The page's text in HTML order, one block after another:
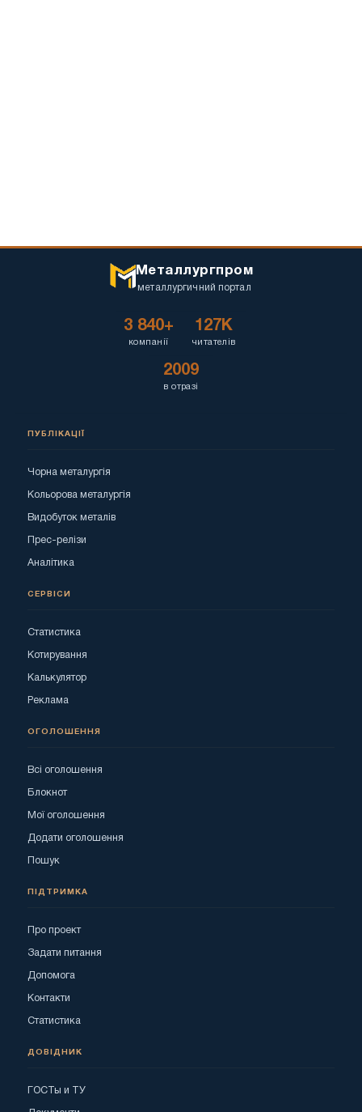
Металлургпром
металлургичний портал
3 840+
компанії
127K
читателів
2009
в отразі
ПУБЛІКАЦІЇ
Чорна металургія
Кольорова металургія
Видобуток металів
Прес-релізи
Аналітика
СЕРВІСИ
Статистика
Котирування
Калькулятор
Реклама
ОГОЛОШЕННЯ
Всі оголошення
Блокнот
Мої оголошення
Додати оголошення
Пошук
ПІДТРИМКА
Про проект
Задати питання
Допомога
Контакти
Статистика
ДОВІДНИК
ГОСТы и ТУ